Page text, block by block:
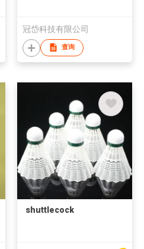
冠岱科技有限公司
查询
shuttlecock